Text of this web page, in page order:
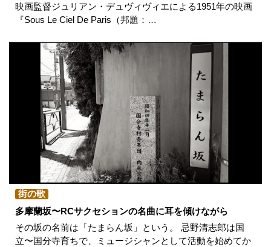
映画監督ジュリアン・デュヴィヴィエによる1951年の映画
『Sous Le Ciel De Paris（邦題：…
街の歌
多摩蘭坂〜RCサクセションの名曲に耳を傾けながら
その坂の名前は「たまらん坂」という。 忌野清志郎は国
立〜国分寺育ちで、ミュージシャンとして活動を始めてか